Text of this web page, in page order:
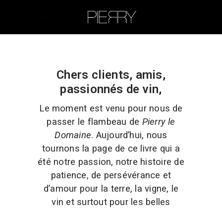
Chers clients, amis,
passionnés de vin,
Le moment est venu pour nous de
passer le flambeau de Pierry le
Domaine. Aujourd’hui, nous
tournons la page de ce livre qui a
été notre passion, notre histoire de
patience, de persévérance et
d’amour pour la terre, la vigne, le
vin et surtout pour les belles